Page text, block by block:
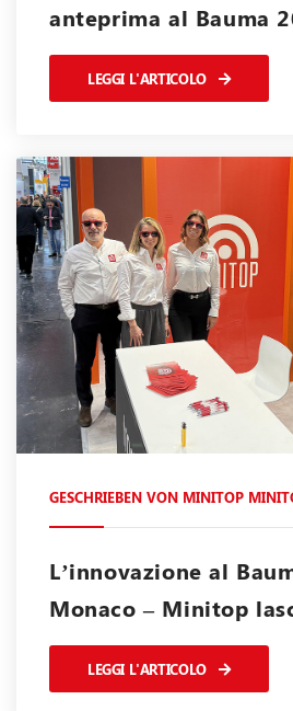
anteprima al Bauma
LEGGI L'ARTICOLO
GESCHRIEBEN VON MINITOP
L’innovazione al
Monaco – Minitop
LEGGI L'ARTICOLO